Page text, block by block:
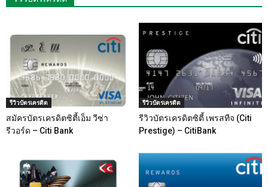
รีวิวบัตรเครดิต
สมัครบัตรเครดิตซิตี้เอ็ม วีซ่า
รีวอร์ด – Citi Bank
รีวิวบัตรเครดิต
รีวิวบัตรเครดิตซิตี้ เพรสทีจ (Citi
Prestige) – CitiBank